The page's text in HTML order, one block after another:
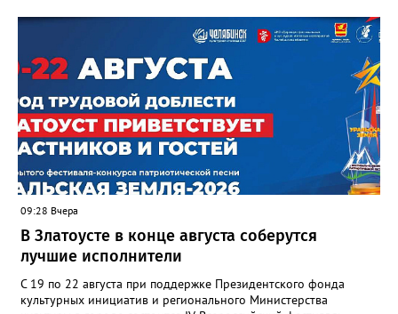
отметили и недочёты. «Например, управляющие компании
несвоевременно приняли меры для предотвращения
“перемерзания” общей домовой тепловой сети
многоквартирного дома, отсутствовало взаимодействие с
ресурсоснабжающей организацией, ЕДДС и иными службами»,
— сообщила начальник Главного управления ГЖИ Ирина
Настенко. В следующий раз, рекомендовали в
Госжилинспекции, службы должны действовать слаженно. И
оперативно делиться информацией со всеми
заинтересованными – от поставщика тепла до конечных
потребителей.
09:28 Вчера
В Златоусте в конце августа соберутся
лучшие исполнители
С 19 по 22 августа при поддержке Президентского фонда
культурных инициатив и регионального Министерства